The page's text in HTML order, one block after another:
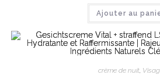
Ajouter au
crème de nuit